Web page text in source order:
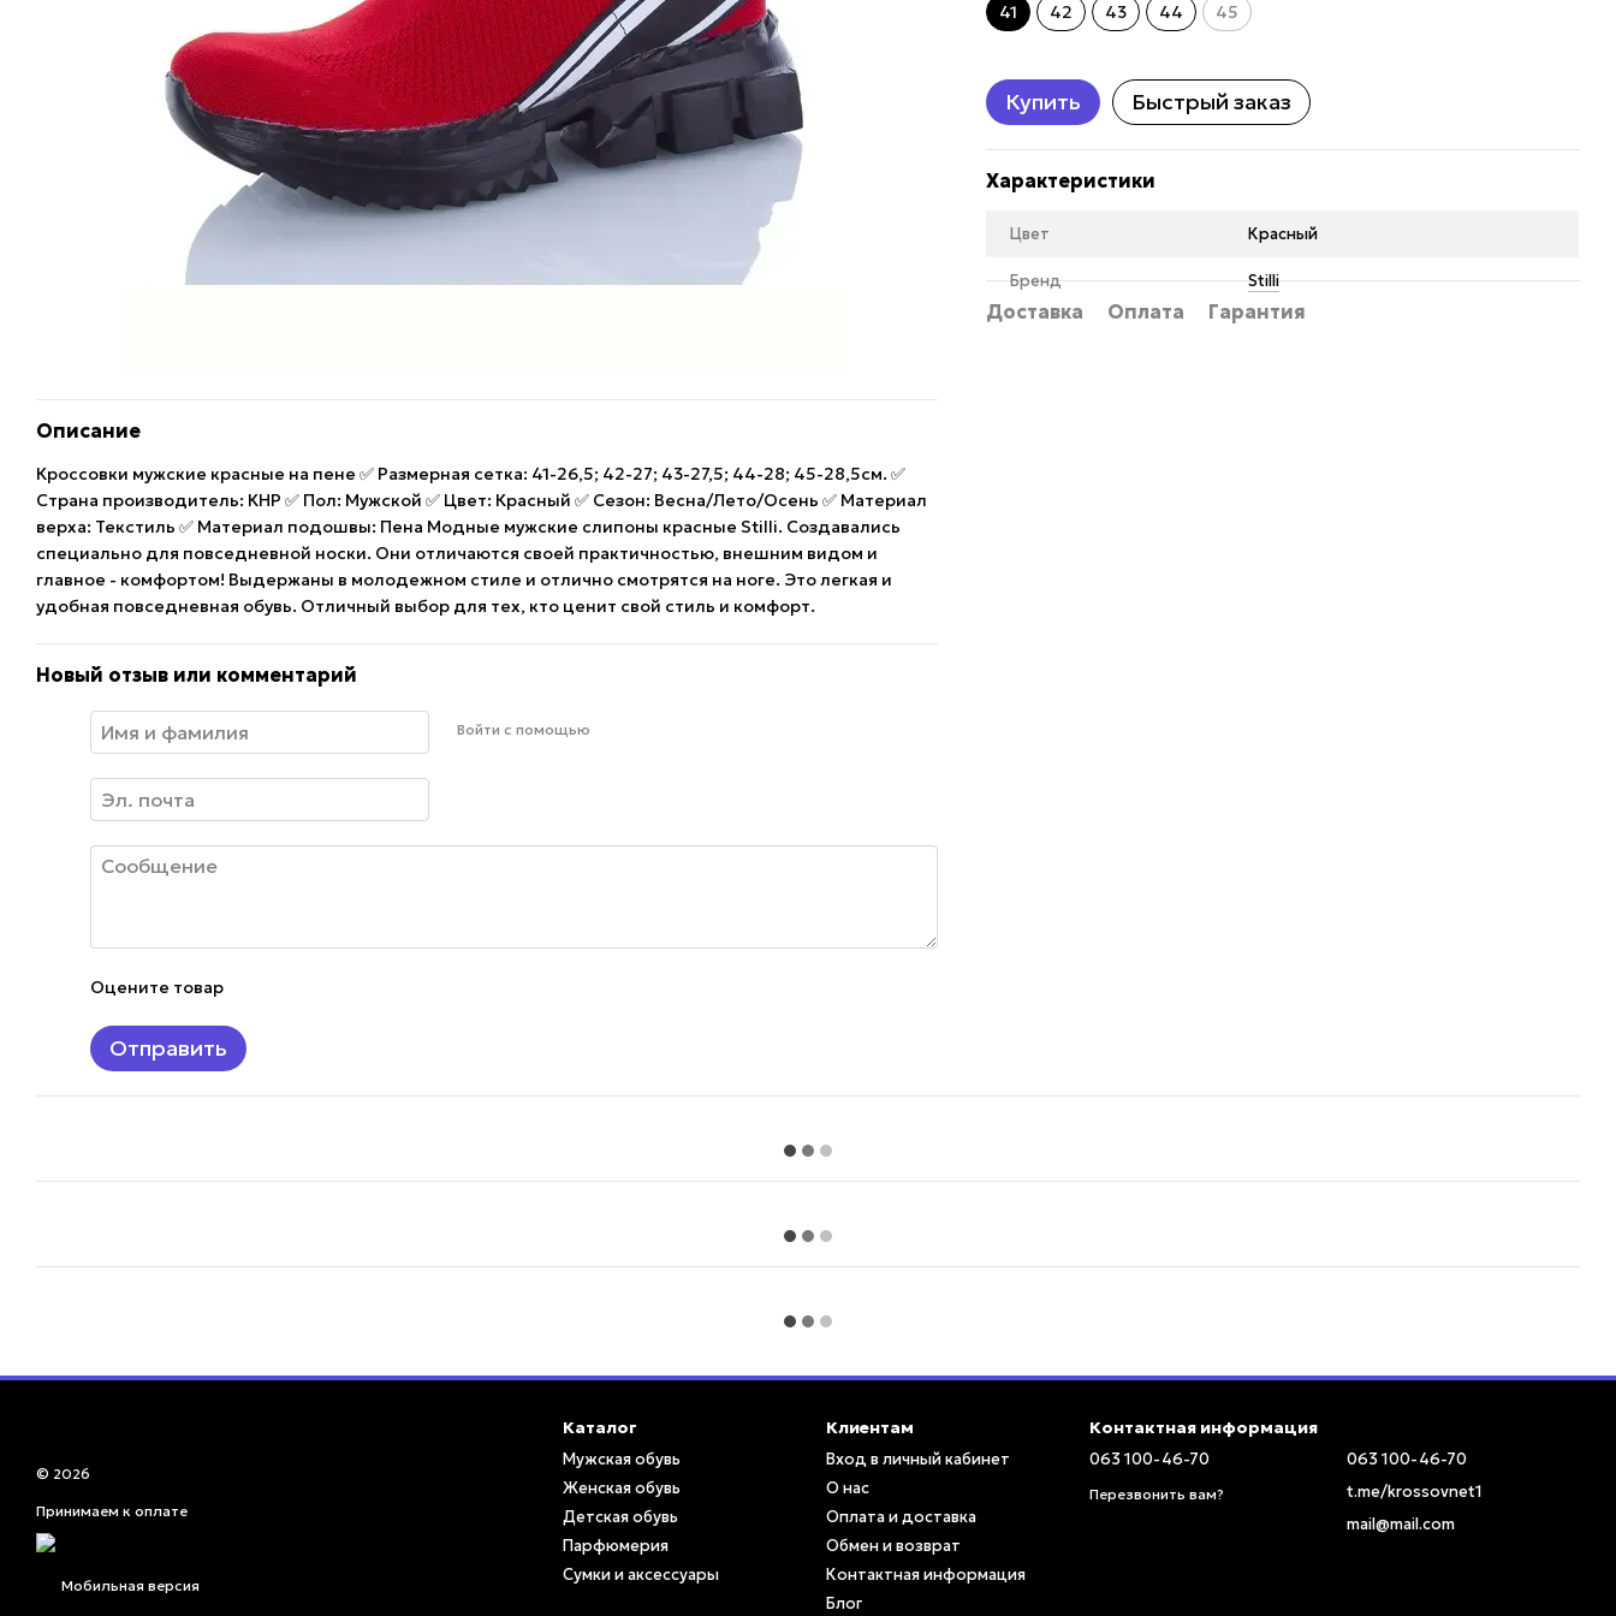
Описание
Кроссовки мужские красные на пене ✅ Размерная сетка: 41-26,5; 42-27; 43-27,5; 44-28; 45-28,5см. ✅
Страна производитель: КНР ✅ Пол: Мужской ✅ Цвет: Красный ✅ Сезон: Весна/Лето/Осень ✅ Материал
верха: Текстиль ✅ Материал подошвы: Пена Модные мужские слипоны красные Stilli. Создавались
специально для повседневной носки. Они отличаются своей практичностью, внешним видом и
главное - комфортом! Выдержаны в молодежном стиле и отлично смотрятся на ноге. Это легкая и
удобная повседневная обувь. Отличный выбор для тех, кто ценит свой стиль и комфорт.
Новый отзыв или комментарий
Войти с помощью
Оцените товар
Отправить
41 42 43 44 45
Купить Быстрый заказ
Характеристики
Цвет Красный
Бренд Stilli
Доставка Оплата Гарантия
© 2026
Принимаем к оплате
Мобильная версия
Каталог
Мужская обувь
Женская обувь
Детская обувь
Парфюмерия
Сумки и аксессуары
Клиентам
Вход в личный кабинет
О нас
Оплата и доставка
Обмен и возврат
Контактная информация
Блог
Контактная информация
063 100-46-70
Перезвонить вам?
063 100-46-70
t.me/krossovnet1
mail@mail.com